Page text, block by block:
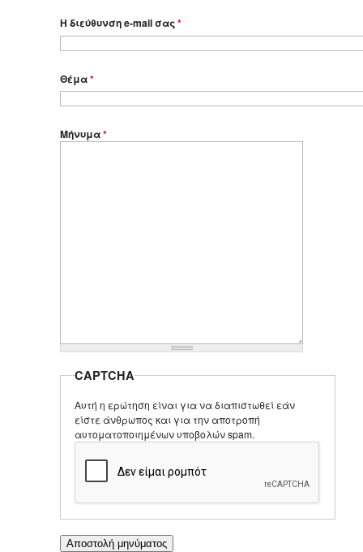
Η διεύθυνση e-mail σας*
Θέμα*
Μήνυμα*
CAPTCHA
Αυτή η ερώτηση είναι για να διαπιστωθεί εάν
είστε άνθρωπος και για την αποτροπή
αυτοματοποιημένων υποβολών spam.